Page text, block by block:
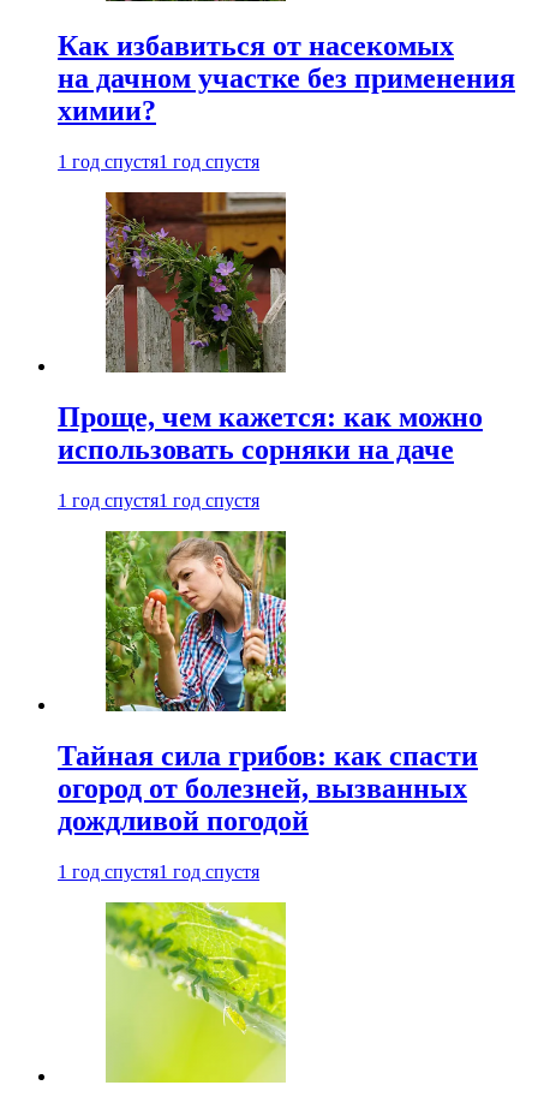
Как избавиться от насекомых
на дачном участке без применения
химии?
1 год спустя1 год спустя
Проще, чем кажется: как можно
использовать сорняки на даче
1 год спустя1 год спустя
Тайная сила грибов: как спасти
огород от болезней, вызванных
дождливой погодой
1 год спустя1 год спустя